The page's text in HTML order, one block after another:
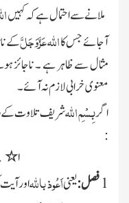
ملانے سے احتمال ہے کہ کہیں
آجائے جس کااللّٰہعَزَّوَجَلَّکے
مثال سے ظاہر ہے ۔ ناجائز
معنوی خرابی لازم نہ آئے ۔
اگربِسْمِ اللّٰہشریف تلاوت کے
:
۱٭
1فصل :یعنیاَعُوذ باللّٰہاور